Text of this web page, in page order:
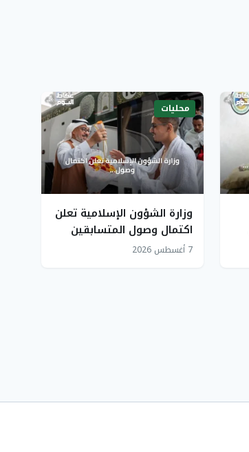
محليات
وزارة الشؤون الإسلامية تعلن
اكتمال وصول المتسابقين
إلى مسابقة الملك عبدالعزيز
7 أغسطس 2026